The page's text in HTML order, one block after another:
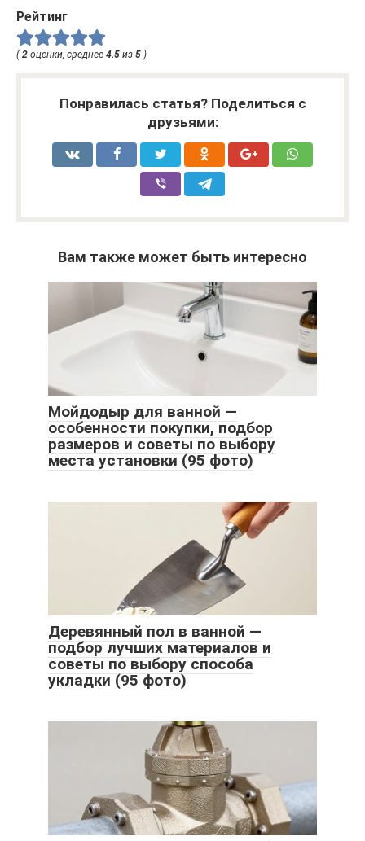
Рейтинг
( 2 оценки, среднее 4.5 из 5 )
Понравилась статья? Поделиться с
друзьями:
Вам также может быть интересно
Мойдодыр для ванной —
особенности покупки, подбор
размеров и советы по выбору
места установки (95 фото)
Деревянный пол в ванной —
подбор лучших материалов и
советы по выбору способа
укладки (95 фото)